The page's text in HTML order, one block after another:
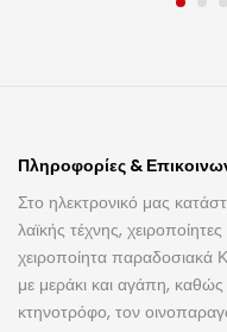
Πληροφορίες &
Στο ηλεκτρονικό μας
λαϊκής τέχνης,
χειροποίητα παραδοσιακά
με μεράκι και αγάπη,
κτηνοτρόφο, τον